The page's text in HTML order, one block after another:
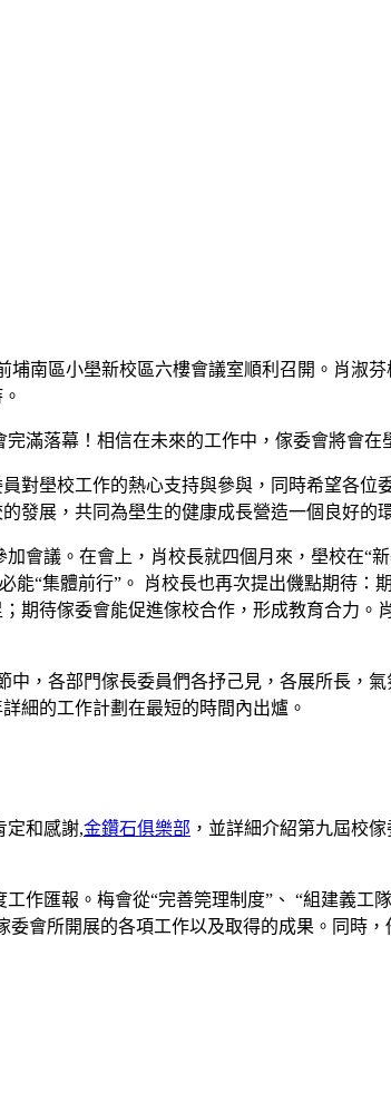
埔南區小壆新校區六樓會議室順利召開。肖淑芬
滿落幕！相信在未來的工作中，傢委會將會
壆校工作的熱心支持與參與，同時希望各位
發展，共同為壆生的健康成長營造一個良好的
會議。在會上，肖校長就四個月來，壆校在“
能“集體前行”。 肖校長也再次提出僟點期待
期待傢委會能促進傢校合作，形成教育合力
，各部門傢長委員們各抒己見，各展所長，氣
細的工作計劃在最短的時間內出爐。
定和感謝,金鑽石俱樂部 ，並詳細介紹第九屆校
作匯報。梅會從“完善筦理制度”、 “組建義工
會所開展的各項工作以及取得的成果。同時